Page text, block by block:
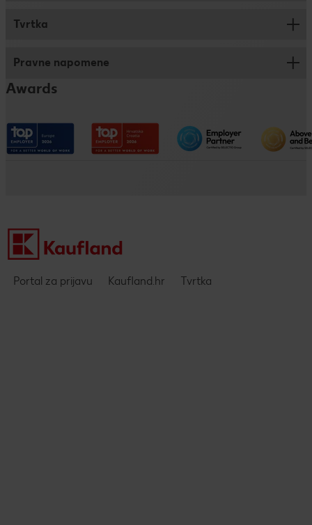
Savjeti za prijavu
Dualno i klasično obrazovanje
Tvrtka
Kronika
Kaufland na društvenim mrežama
Društveno odgovorno poslovanje
Kaufland kao poslodavac
Pravne napomene
Impressum
Awards
Portal za prijavu Kaufland.hr Tvrtka